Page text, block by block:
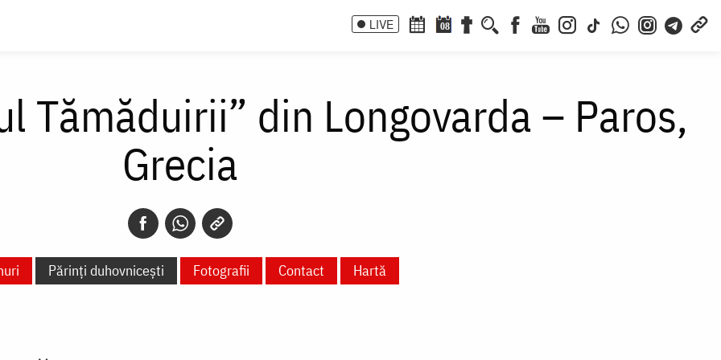
LIVE 08
Tămăduirii” din Longovarda – Paros,
Grecia
Părinți duhovnicești Fotografii Contact Hartă